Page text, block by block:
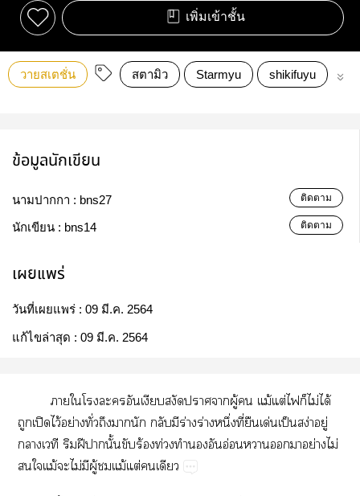
เพิ่มเข้าชั้น
วายสเตชั่น สตามิว Starmyu shikifuyu
ข้อมูลนักเขียน
นามปากกา : bns27 ติดตาม
นักเขียน : bns14 ติดตาม
เผยแพร่
วันที่เผยแพร่ : 09 มี.ค. 2564
แก้ไขล่าสุด : 09 มี.ค. 2564
​​​​​​​​​ู้​​ม้​ต่​​​ไม่​ได้​
​ปิ​ไว้​ย่​ั่​​​​​​ร่​ร่​ึ่​ี่​​ด่​ป็​ง่​ู่​
​​​ฝี​​ั้​​ร้​ท่​​อ่​​​​ย่​ไม่​
​​ม้​​ไม่​​ู้​​ม้​ต่​​